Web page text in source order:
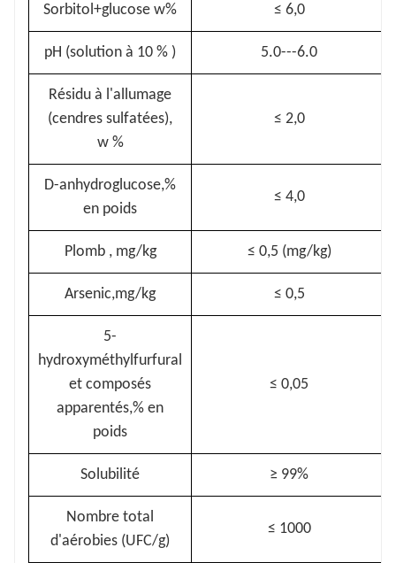
Sorbitol+glucose w% ≤ 6,0
pH (solution à 10 % ) 5.0---6.0
Résidu à l'allumage
(cendres sulfatées),
w %
≤ 2,0
D-anhydroglucose,%
en poids
≤ 4,0
Plomb , mg/kg ≤ 0,5 (mg/kg)
Arsenic,mg/kg ≤ 0,5
5-
hydroxyméthylfurfural
et composés
apparentés,% en
poids
≤ 0,05
Solubilité ≥ 99%
Nombre total
d'aérobies (UFC/g)
≤ 1000